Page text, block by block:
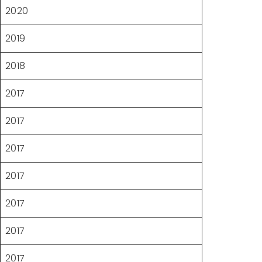
2020
2019
2018
2017
2017
2017
2017
2017
2017
2017